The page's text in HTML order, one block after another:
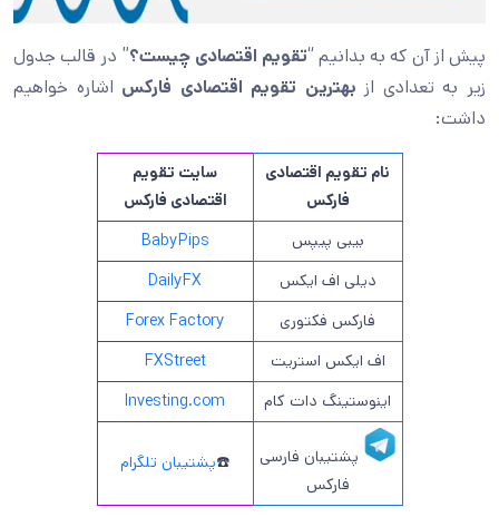
پیش از آن که به بدانیم “تقویم اقتصادی چیست؟” در قالب جدول
زیر به تعدادی از بهترین تقویم اقتصادی فارکس اشاره خواهیم
داشت:
نام تقویم اقتصادی
فارکس
سایت تقویم
اقتصادی فارکس
بیبی پیپس
BabyPips
دیلی اف ایکس
DailyFX
فارکس فکتوری
Forex Factory
اف ایکس استریت
FXStreet
اینوستینگ دات کام
Investing.com
پشتیبان فارسی
فارکس
☎️پشتیبان تلگرام